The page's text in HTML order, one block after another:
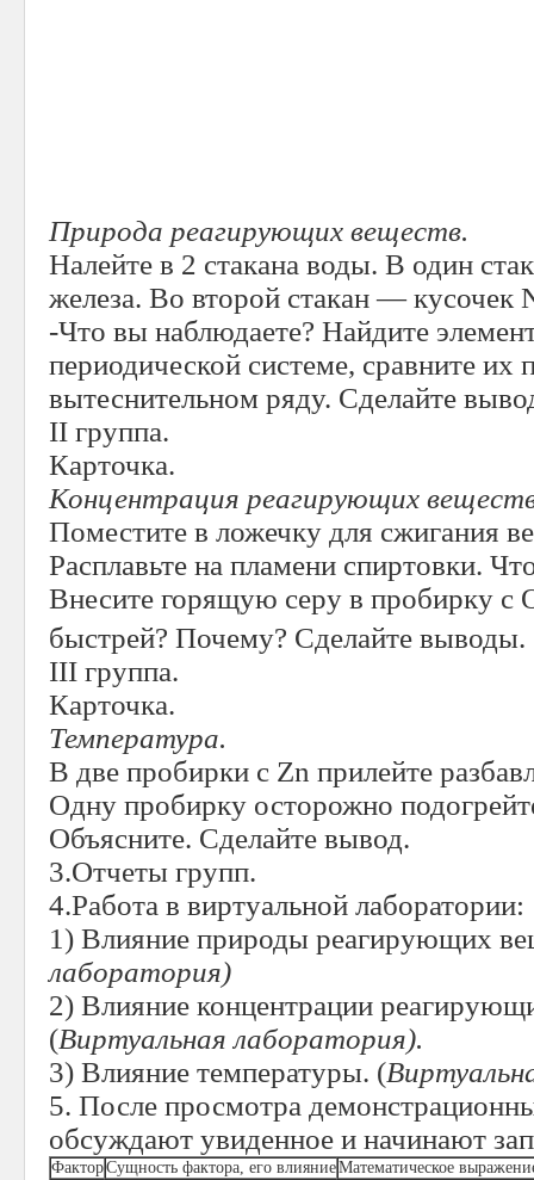
Природа реагирующих веществ.
Налейте в 2 стакана воды. В один
железа. Во второй стакан — кусочек
-Что вы наблюдаете? Найдите
периодической системе, сравните их
вытеснительном ряду. Сделайте
II группа.
Карточка.
Концентрация реагирующих
Поместите в ложечку для сжигания
Расплавьте на пламени спиртовки.
Внесите горящую серу в пробирку с
быстрей? Почему? Сделайте выводы.
III группа.
Карточка.
Температура.
В две пробирки с Zn прилейте
Одну пробирку осторожно
Объясните. Сделайте вывод.
3.Отчеты групп.
4.Работа в виртуальной лаборатории:
1) Влияние природы реагирующих
лаборатория)
2) Влияние концентрации
(Виртуальная лаборатория).
3) Влияние температуры. (
5. После просмотра
обсуждают увиденное и начинают
ФакторСущность фактора, его влияниеМатематическое